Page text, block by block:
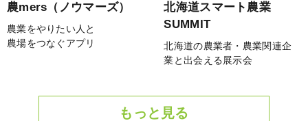
農mers（ノウマーズ）
農業をやりたい人と
農場をつなぐアプリ
北海道スマート農業
SUMMIT
北海道の農業者・農業関連企
業と出会える展示会
もっと見る